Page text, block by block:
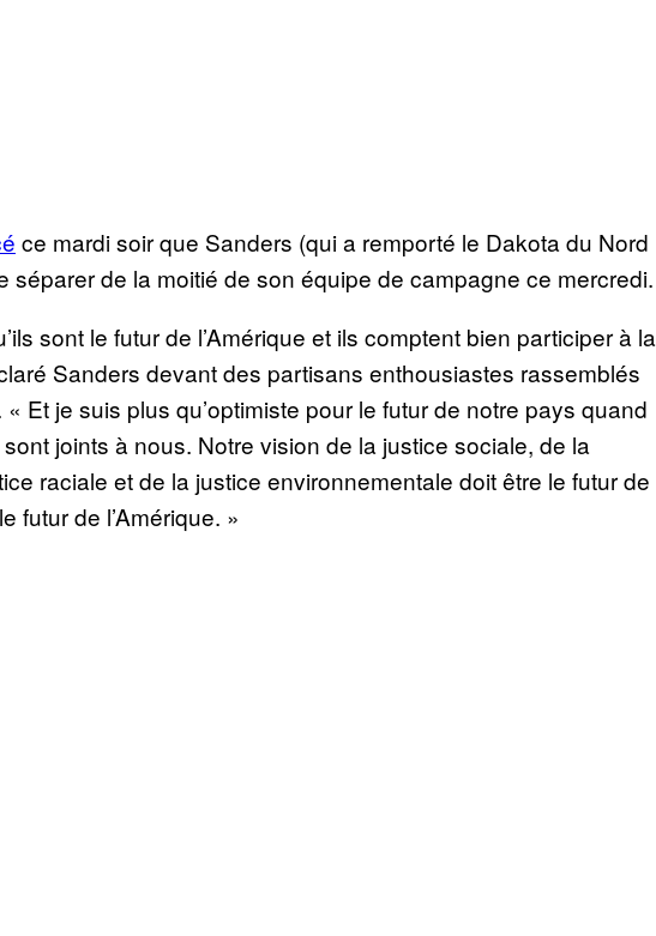
ce mardi soir que Sanders (qui a remporté le Dakota du Nord
séparer de la moitié de son équipe de campagne ce mercredi.
sont le futur de l’Amérique et ils comptent bien participer à la
Sanders devant des partisans enthousiastes rassemblés
Et je suis plus qu’optimiste pour le futur de notre pays quand
joints à nous. Notre vision de la justice sociale, de la
raciale et de la justice environnementale doit être le futur de
futur de l’Amérique. »